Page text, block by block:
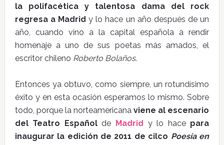
la polifacética y talentosa dama del rock
regresa a Madridy lo hace un año después de un
año, cuando vino a la capital española a rendir
homenaje a uno de sus poetas más amados, el
escritor chileno Roberto Bolaños.
Entonces ya obtuvo, como siempre, un rotundísimo
éxito y en esta ocasión esperamos lo mismo. Sobre
todo, porque la norteamericanaviene al escenario
del Teatro Españolde Madrid y lo hace para
inaugurar la edición de 2011 de cilco Poesía en